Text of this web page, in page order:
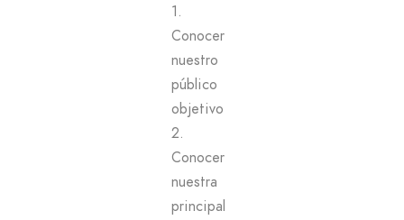
1.
Conocer
nuestro
público
objetivo
2.
Conocer
nuestra
principal